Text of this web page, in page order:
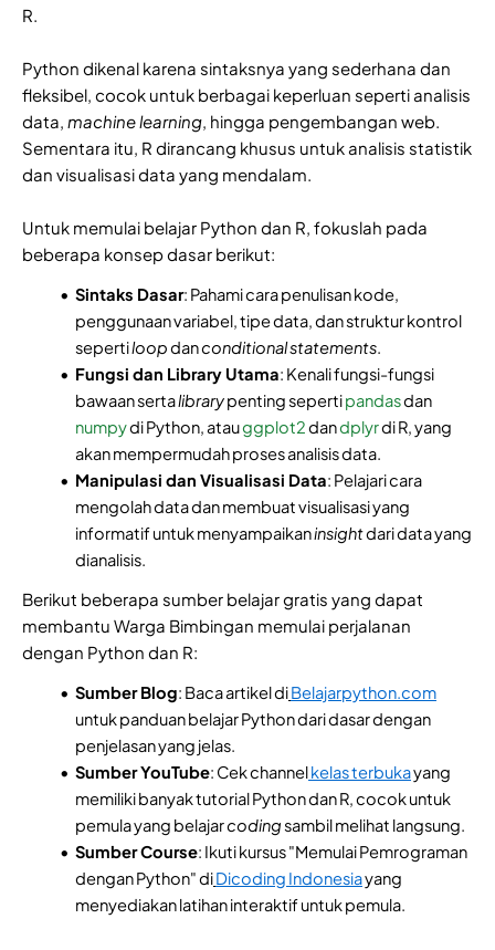
R.
Python dikenal karena sintaksnya yang sederhana dan
fleksibel, cocok untuk berbagai keperluan seperti analisis
data, machine learning, hingga pengembangan web.
Sementara itu, R dirancang khusus untuk analisis statistik
dan visualisasi data yang mendalam.
Untuk memulai belajar Python dan R, fokuslah pada
beberapa konsep dasar berikut:
Sintaks Dasar: Pahami cara penulisan kode,
penggunaan variabel, tipe data, dan struktur kontrol
sepertiloopdanconditional statements.
Fungsi dan Library Utama: Kenali fungsi-fungsi
bawaan sertalibrarypenting sepertipandasdan
numpydi Python, atauggplot2dandplyrdi R, yang
akan mempermudah proses analisis data.
Manipulasi dan Visualisasi Data: Pelajari cara
mengolah data dan membuat visualisasi yang
informatif untuk menyampaikaninsightdari data yang
dianalisis.
Berikut beberapa sumber belajar gratis yang dapat
membantu Warga Bimbingan memulai perjalanan
dengan Python dan R:
Sumber Blog: Baca artikel diBelajarpython.com
untuk panduan belajar Python dari dasar dengan
penjelasan yang jelas.
Sumber YouTube: Cek channelkelas terbukayang
memiliki banyak tutorial Python dan R, cocok untuk
pemula yang belajarcodingsambil melihat langsung.
Sumber Course: Ikuti kursus "Memulai Pemrograman
dengan Python" diDicoding Indonesiayang
menyediakan latihan interaktif untuk pemula.